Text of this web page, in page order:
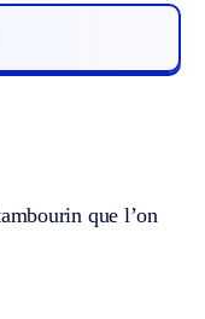
que l’on